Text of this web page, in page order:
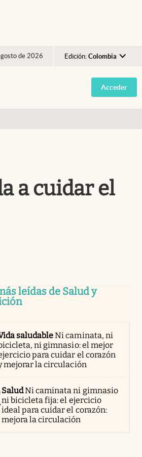
de 2026 Edición: Colombia
Argentina
España
Acceder
a cuidar el
leídas de Salud y
saludableNi caminata, ni
ni gimnasio: el mejor
para cuidar el corazón
mejorar la circulación
SaludNi caminata ni gimnasio
ni bicicleta fija: el ejercicio
ideal para cuidar el corazón:
mejora la circulación